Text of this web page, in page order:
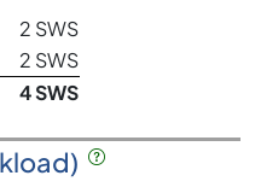
2 SWS
2 SWS
4 SWS